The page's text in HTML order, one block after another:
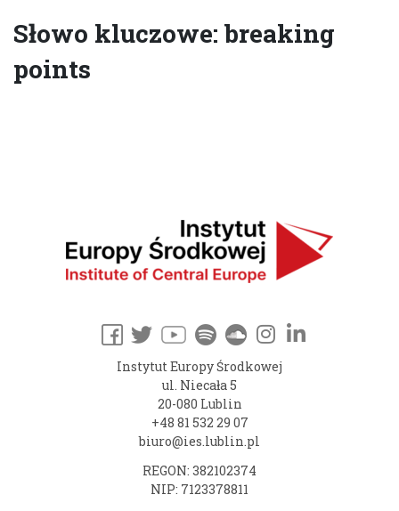
Słowo kluczowe: breaking
points
Instytut Europy Środkowej
ul. Niecała 5
20-080 Lublin
+48 81 532 29 07
biuro@ies.lublin.pl
REGON: 382102374
NIP: 7123378811